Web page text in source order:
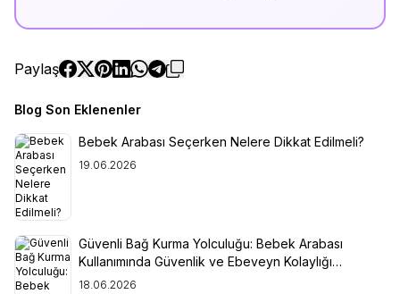
Paylaş
Blog Son Eklenenler
Bebek Arabası Seçerken Nelere Dikkat Edilmeli?
19.06.2026
Güvenli Bağ Kurma Yolculuğu: Bebek Arabası
Kullanımında Güvenlik ve Ebeveyn Kolaylığı
Arasındaki Denge
18.06.2026